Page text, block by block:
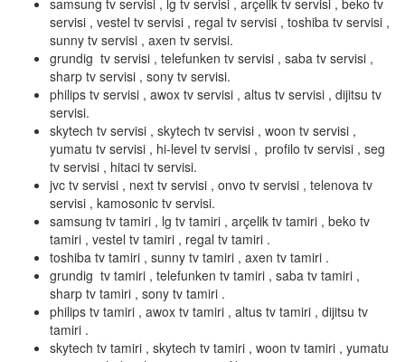
samsung tv servisi , lg tv servisi , arçelik tv servisi , beko tv
servisi , vestel tv servisi , regal tv servisi , toshiba tv servisi ,
sunny tv servisi , axen tv servisi.
grundig tv servisi , telefunken tv servisi , saba tv servisi ,
sharp tv servisi , sony tv servisi.
philips tv servisi , awox tv servisi , altus tv servisi , dijitsu tv
servisi.
skytech tv servisi , skytech tv servisi , woon tv servisi ,
yumatu tv servisi , hi-level tv servisi , profilo tv servisi , seg
tv servisi , hitaci tv servisi.
jvc tv servisi , next tv servisi , onvo tv servisi , telenova tv
servisi , kamosonic tv servisi.
samsung tv tamiri , lg tv tamiri , arçelik tv tamiri , beko tv
tamiri , vestel tv tamiri , regal tv tamiri .
toshiba tv tamiri , sunny tv tamiri , axen tv tamiri .
grundig tv tamiri , telefunken tv tamiri , saba tv tamiri ,
sharp tv tamiri , sony tv tamiri .
philips tv tamiri , awox tv tamiri , altus tv tamiri , dijitsu tv
tamiri .
skytech tv tamiri , skytech tv tamiri , woon tv tamiri , yumatu